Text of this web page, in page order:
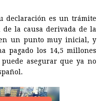
declaración es un trámite
la causa derivada de la
un punto muy inicial, y
pagado los 14,5 millones
asegurar que ya no